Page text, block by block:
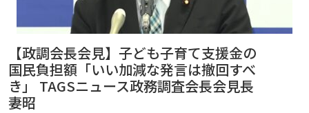
【政調会長会見】子ども子育て支援金の
国民負担額「いい加減な発言は撤回すべ
き」 TAGSニュース政務調査会長会見長
妻昭